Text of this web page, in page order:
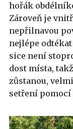
hořák
Zároveň je
nepřilnavou
nejlépe
sice není
dost místa,
zůstanou,
setření pomocí